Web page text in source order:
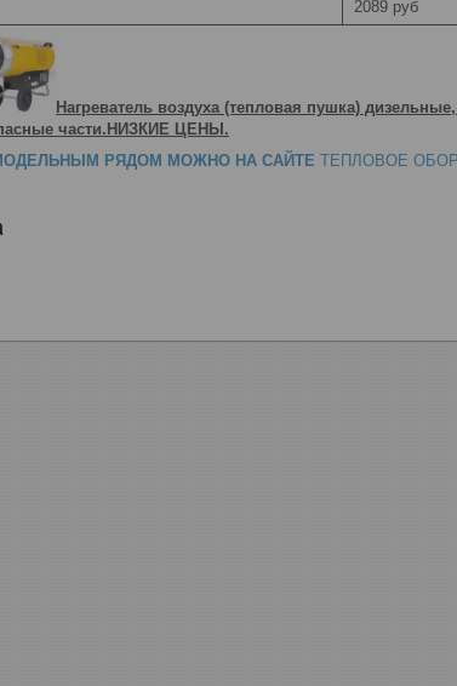
2089 руб
Нагреватель воздуха (тепловая пушка)
части.НИЗКИЕ ЦЕНЫ.
РЯДОМ МОЖНО НА САЙТЕ ТЕПЛОВОЕ